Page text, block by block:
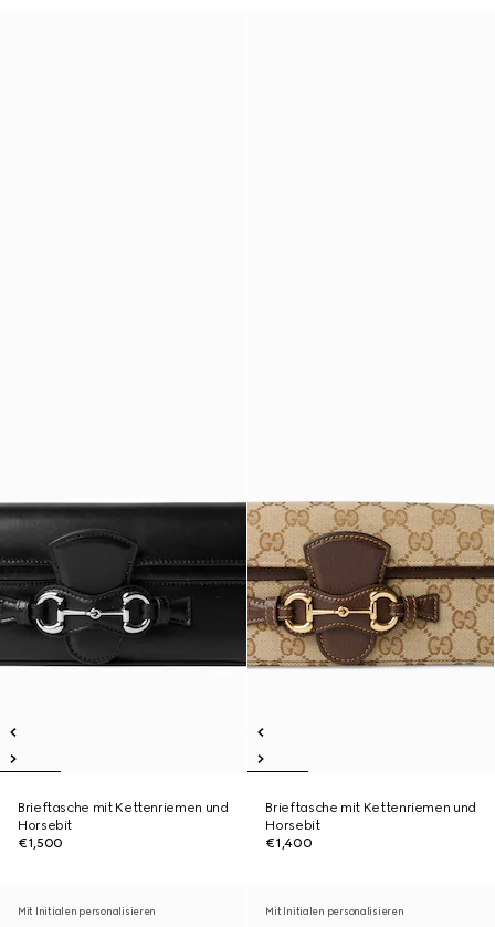
Brieftasche mit Kettenriemen und
Horsebit
€1,500
Brieftasche mit Kettenriemen und
Horsebit
€1,400
Mit Initialen personalisieren Mit Initialen personalisieren